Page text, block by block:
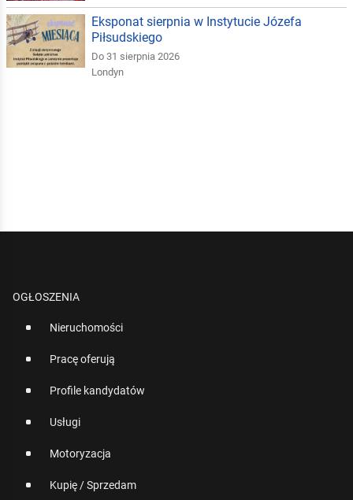
Eksponat sierpnia w Instytucie Józefa
Piłsudskiego
Do 31 sierpnia 2026
Londyn
OGŁOSZENIA
Nieruchomości
Pracę oferują
Profile kandydatów
Usługi
Motoryzacja
Kupię / Sprzedam